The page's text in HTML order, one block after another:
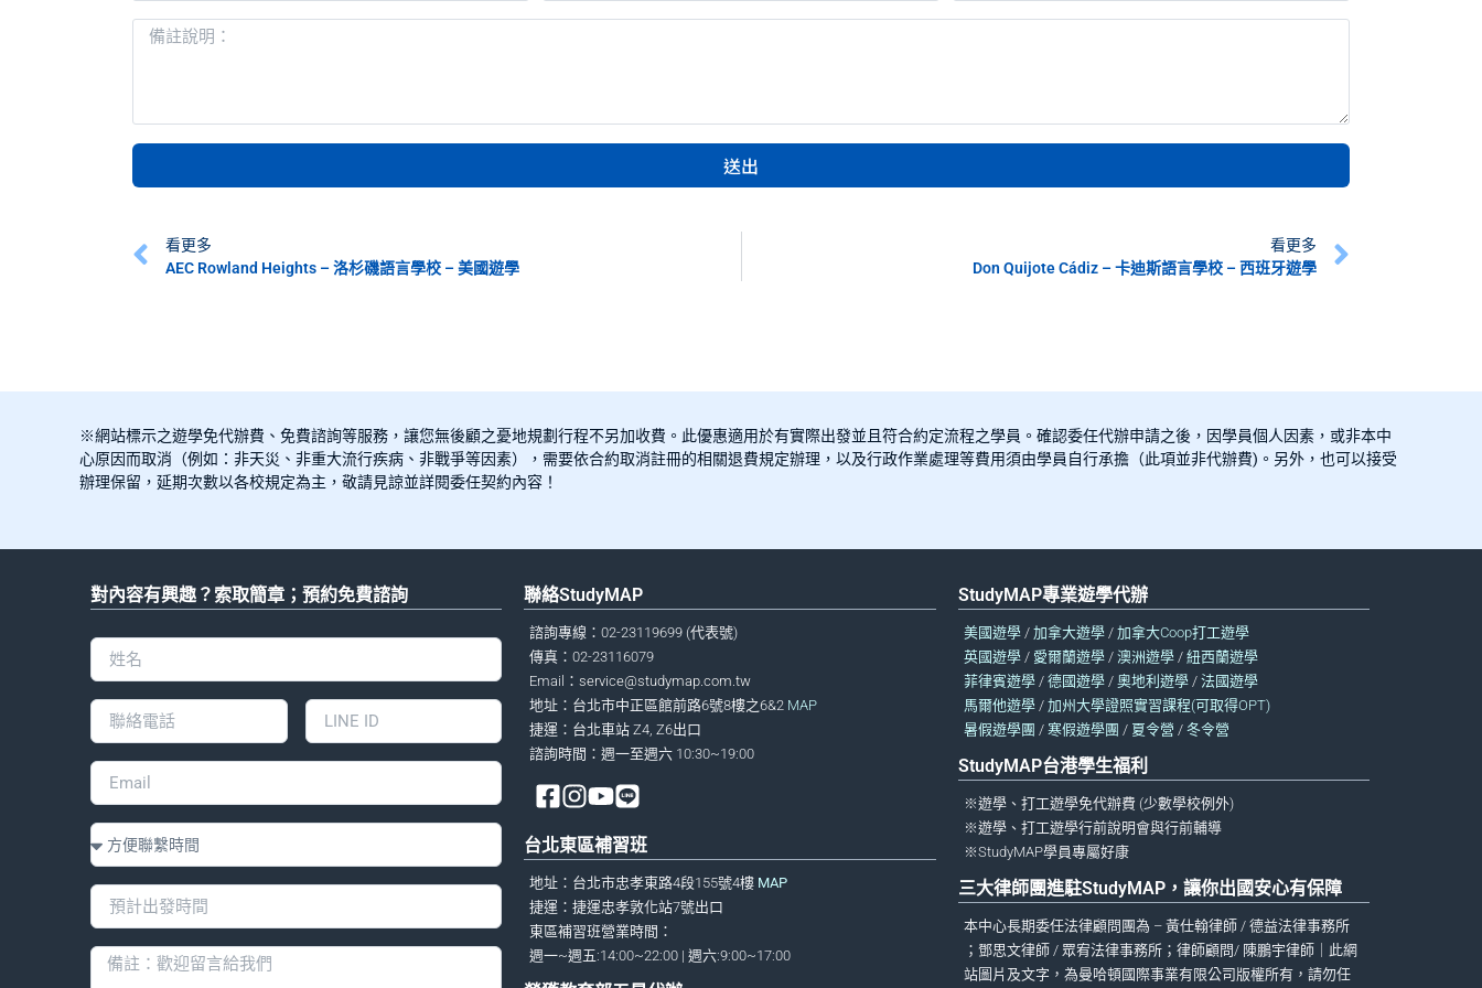
送出
看更多
AEC Rowland Heights – 洛杉磯語言學校 – 美國遊學
看更多
Don Quijote Cádiz – 卡迪斯語言學校 – 西班牙遊學
※網站標示之遊學免代辦費、免費諮詢等服務，讓您無後顧之憂地規劃行程不另加收費。此優惠適用於有實際出發並且符合約定流程之學員。確認委任代辦申請之後，因學員個人因素，或非本中
心原因而取消（例如：非天災、非重大流行疾病、非戰爭等因素），需要依合約取消註冊的相關退費規定辦理，以及行政作業處理等費用須由學員自行承擔（此項並非代辦費)。另外，也可以接受
辦理保留，延期次數以各校規定為主，敬請見諒並詳閱委任契約內容！
對內容有興趣？索取簡章；預約免費諮詢 聯絡StudyMAP
諮詢專線：02-23119699 (代表號)
傳真：02-23116079
Email：service@studymap.com.tw
地址：台北市中正區館前路6號8樓之6&2 MAP
捷運：台北車站 Z4, Z6出口
諮詢時間：週一至週六 10:30~19:00
台北東區補習班
地址：台北市忠孝東路4段155號4樓 MAP
捷運：捷運忠孝敦化站7號出口
東區補習班營業時間：
週一~週五:14:00~22:00 | 週六:9:00~17:00
StudyMAP專業遊學代辦
美國遊學/ 加拿大遊學/ 加拿大Coop打工遊學
英國遊學/ 愛爾蘭遊學/ 澳洲遊學/ 紐西蘭遊學
菲律賓遊學/ 德國遊學/ 奧地利遊學/ 法國遊學
馬爾他遊學/ 加州大學證照實習課程(可取得OPT)
暑假遊學團 / 寒假遊學團 / 夏令營 / 冬令營
StudyMAP台港學生福利
※遊學、打工遊學免代辦費 (少數學校例外)
※遊學、打工遊學行前說明會與行前輔導
※StudyMAP學員專屬好康
三大律師團進駐StudyMAP，讓你出國安心有保障
本中心長期委任法律顧問團為 – 黃仕翰律師 / 德益法律事務所
；鄧思文律師 / 眾宥法律事務所；律師顧問/ 陳鵬宇律師｜此網
站圖片及文字，為曼哈頓國際事業有限公司版權所有，請勿任